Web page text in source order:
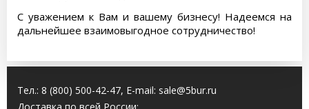
С уважением к Вам и вашему бизнесу! Надеемся на
дальнейшее взаимовыгодное сотрудничество!
Тел.: 8 (800) 500-42-47, E-mail: sale@5bur.ru